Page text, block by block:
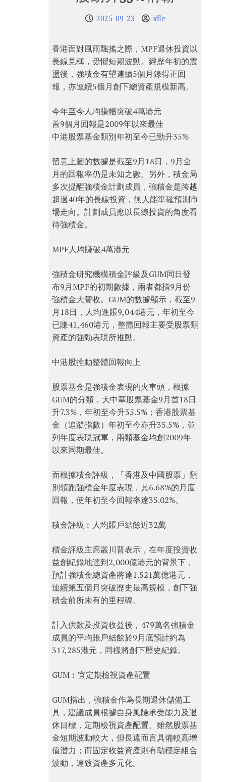
2025-09-23 idle
香港面對風雨飄搖之際，MPF退休投資以
長線見稱，毋懼短期波動。經歷年初的震
盪後，強積金有望連續5個月錄得正回
報，亦連續5個月創下總資產規模新高。
今年至今人均賺幅突破4萬港元
首9個月回報是2009年以來最佳
中港股票基金類別年初至今已勁升35%
留意上圖的數據是截至9月18日，9月全
月的回報率仍是未知之數。另外，積金局
多次提醒強積金計劃成員，強積金是跨越
超過40年的長線投資，無人能準確預測市
場走向。計劃成員應以長線投資的角度看
待強積金。
MPF人均賺破4萬港元
強積金研究機構積金評級及GUM同日發
布9月MPF的初期數據，兩者都指9月份
強積金大豐收。GUM的數據顯示，截至9
月18日，人均進賬9,044港元，年初至今
已賺41,460港元，整體回報主要受股票類
資產的強勁表現所推動。
中港股推動整體回報向上
股票基金是強積金表現的火車頭，根據
GUM的分類，大中華股票基金9月首18日
升7.3%，年初至今升35.5%；香港股票基
金（追蹤指數）年初至今亦升35.5%，並
列年度表現冠軍，兩類基金均創2009年
以來同期最佳。
而根據積金評級，「香港及中國股票」類
別領跑強積金年度表現，其6.68%的月度
回報，使年初至今回報率達35.02%。
積金評級︰人均賬戶結餘近32萬
積金評級主席叢川普表示，在年度投資收
益創紀錄地達到2,000億港元的背景下，
預計強積金總資產將達1.521萬億港元，
連續第五個月突破歷史最高規模，創下強
積金前所未有的里程碑。
計入供款及投資收益後，479萬名強積金
成員的平均賬戶結餘於9月底預計約為
317,285港元，同樣將創下歷史紀錄。
GUM︰宜定期檢視資產配置
GUM指出，強積金作為長期退休儲備工
具，建議成員根據自身風險承受能力及退
休目標，定期檢視資產配置。雖然股票基
金短期波動較大，但長遠而言具備較高增
值潛力；而固定收益資產則有助穩定組合
波動，達致資產多元化。